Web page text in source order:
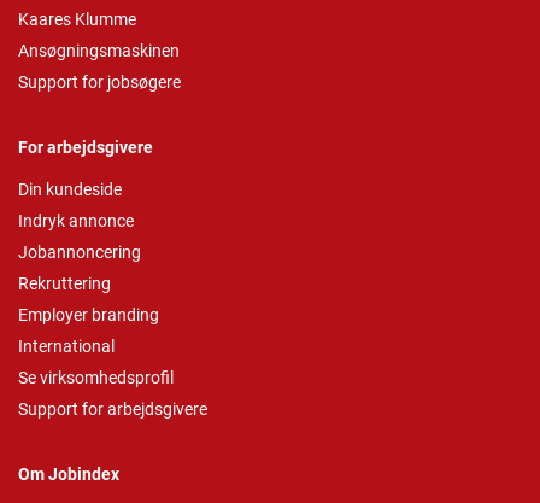
Kaares Klumme
Ansøgningsmaskinen
Support for jobsøgere
For arbejdsgivere
Din kundeside
Indryk annonce
Jobannoncering
Rekruttering
Employer branding
International
Se virksomhedsprofil
Support for arbejdsgivere
Om Jobindex